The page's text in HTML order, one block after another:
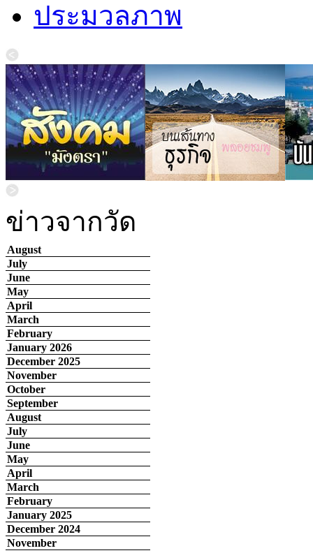
ประมวลภาพ
ข่าวจากวัด
August
July
June
May
April
March
February
January 2026
December 2025
November
October
September
August
July
June
May
April
March
February
January 2025
December 2024
November